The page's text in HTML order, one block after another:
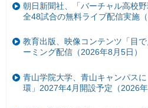
朝日新聞社、「バーチャル高校
全48試合の無料ライブ配信実施
教育出版、映像コンテンツ「目
ーミング配信（2026年8月5日）
青山学院大学、青山キャンパス
環」2027年4月開設予定（2026年